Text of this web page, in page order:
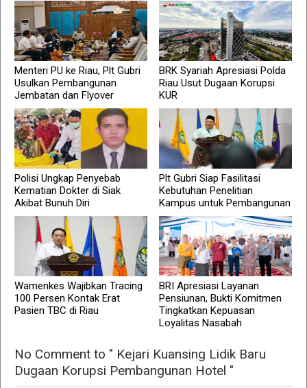
Menteri PU ke Riau, Plt Gubri
Usulkan Pembangunan
Jembatan dan Flyover
BRK Syariah Apresiasi Polda
Riau Usut Dugaan Korupsi
KUR
Polisi Ungkap Penyebab
Kematian Dokter di Siak
Akibat Bunuh Diri
Plt Gubri Siap Fasilitasi
Kebutuhan Penelitian
Kampus untuk Pembangunan
Wamenkes Wajibkan Tracing
100 Persen Kontak Erat
Pasien TBC di Riau
BRI Apresiasi Layanan
Pensiunan, Bukti Komitmen
Tingkatkan Kepuasan
Loyalitas Nasabah
No Comment to " Kejari Kuansing Lidik Baru
Dugaan Korupsi Pembangunan Hotel "